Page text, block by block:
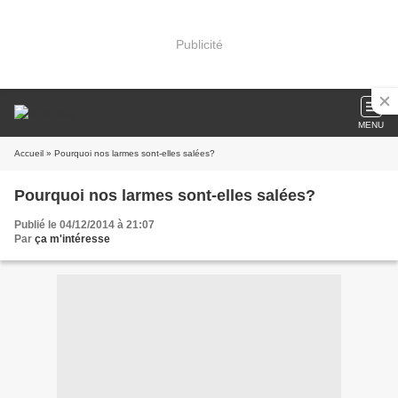
Publicité
MENU
Accueil » Pourquoi nos larmes sont-elles salées?
Pourquoi nos larmes sont-elles salées?
Publié le 04/12/2014 à 21:07
Par ça m'intéresse